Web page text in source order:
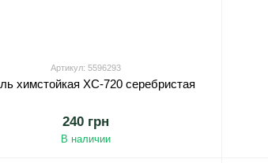
Артикул: 5596293
химстойкая ХС-720 серебристая
240 грн
В наличии